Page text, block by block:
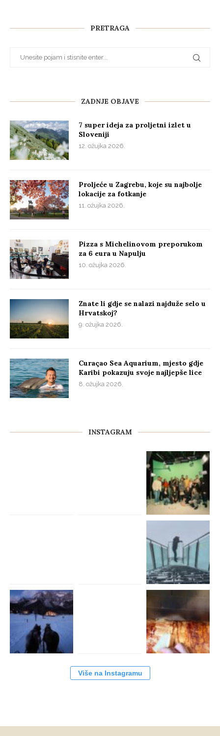
PRETRAGA
ZADNJE OBJAVE
7 super ideja za proljetni izlet u
Sloveniji
12. ožujka 2026.
Proljeće u Zagrebu, koje su najbolje
lokacije za fotkanje
11. ožujka 2026.
Pizza s Michelinovom preporukom
za 6 eura u Napulju
10. ožujka 2026.
Znate li gdje se nalazi najduže selo u
Hrvatskoj?
9. ožujka 2026.
Curaçao Sea Aquarium, mjesto gdje
Karibi pokazuju svoje najljepše lice
8. ožujka 2026.
INSTAGRAM
Više na Instagramu